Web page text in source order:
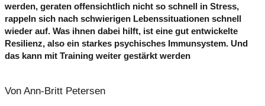
werden, geraten offensichtlich nicht so schnell in Stress,
rappeln sich nach schwierigen Lebenssituationen schnell
wieder auf. Was ihnen dabei hilft, ist eine gut entwickelte
Resilienz, also ein starkes psychisches Immunsystem. Und
das kann mit Training weiter gestärkt werden
Von Ann-Britt Petersen